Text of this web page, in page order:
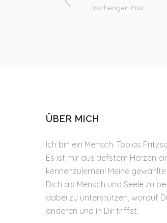
Vorherigen Post
ÜBER MICH
Ich bin ein Mensch. Tobias
Es ist mir aus tiefstem Herzen
kennenzulernen! Meine
Dich als Mensch und Seele zu
dabei zu unterstützen, worauf
anderen und in Dir triffst.